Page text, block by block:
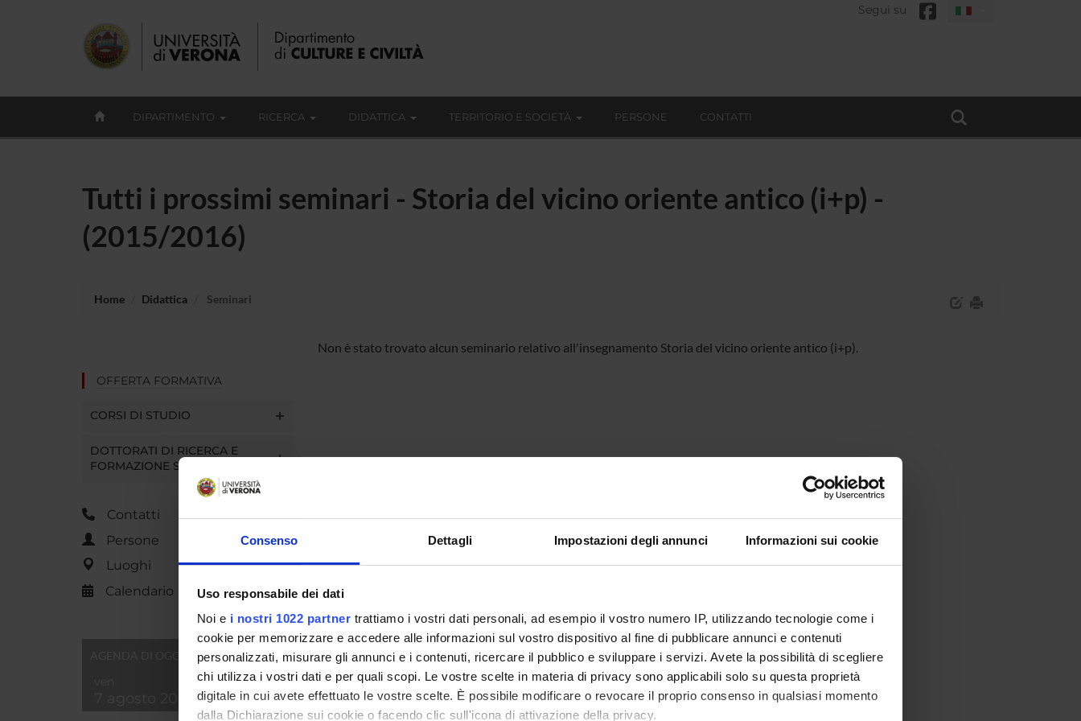
Consenso Dettagli Impostazioni degli annunci Informazioni sui cookie
Uso responsabile dei dati
Noi e i nostri 1022 partner trattiamo i vostri dati personali, ad esempio il vostro numero IP, utilizzando tecnologie come i
cookie per memorizzare e accedere alle informazioni sul vostro dispositivo al fine di pubblicare annunci e contenuti
personalizzati, misurare gli annunci e i contenuti, ricercare il pubblico e sviluppare i servizi. Avete la possibilità di scegliere
chi utilizza i vostri dati e per quali scopi. Le vostre scelte in materia di privacy sono applicabili solo su questa proprietà
digitale in cui avete effettuato le vostre scelte. È possibile modificare o revocare il proprio consenso in qualsiasi momento
dalla Dichiarazione sui cookie o facendo clic sull'icona di attivazione della privacy.
Segui su
DIPARTIMENTO RICERCA DIDATTICA TERRITORIO E SOCIETÀ PERSONE CONTATTI
Tutti i prossimi seminari - Storia del vicino oriente antico (i+p) -
(2015/2016)
Home Didattica Seminari
OFFERTA FORMATIVA
CORSI DI STUDIO
DOTTORATI DI RICERCA E
FORMAZIONE SUPERIORE
Contatti
Persone
Luoghi
Calendario
Non è stato trovato alcun seminario relativo all'insegnamento Storia del vicino oriente antico (i+p).